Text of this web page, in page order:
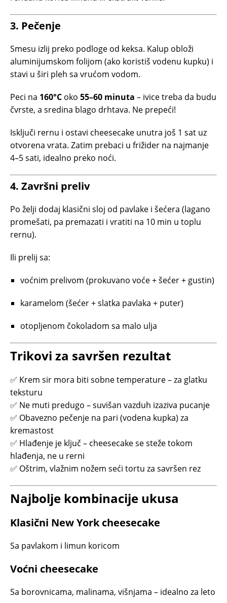
3. Pečenje
Smesu izlij preko podloge od keksa. Kalup obloži
aluminijumskom folijom (ako koristiš vodenu kupku) i
stavi u širi pleh sa vrućom vodom.
Peci na 160°C oko 55–60 minuta – ivice treba da budu
čvrste, a sredina blago drhtava. Ne prepeći!
Isključi rernu i ostavi cheesecake unutra još 1 sat uz
otvorena vrata. Zatim prebaci u frižider na najmanje
4–5 sati, idealno preko noći.
4. Završni preliv
Po želji dodaj klasični sloj od pavlake i šećera (lagano
promešati, pa premazati i vratiti na 10 min u toplu
rernu).
Ili prelij sa:
voćnim prelivom (prokuvano voće + šećer + gustin)
karamelom (šećer + slatka pavlaka + puter)
otopljenom čokoladom sa malo ulja
Trikovi za savršen rezultat
✅ Krem sir mora biti sobne temperature – za glatku
teksturu
✅ Ne muti predugo – suvišan vazduh izaziva pucanje
✅ Obavezno pečenje na pari (vodena kupka) za
kremastost
✅ Hlađenje je ključ – cheesecake se steže tokom
hlađenja, ne u rerni
✅ Oštrim, vlažnim nožem seći tortu za savršen rez
Najbolje kombinacije ukusa
Klasični New York cheesecake
Sa pavlakom i limun koricom
Voćni cheesecake
Sa borovnicama, malinama, višnjama – idealno za leto